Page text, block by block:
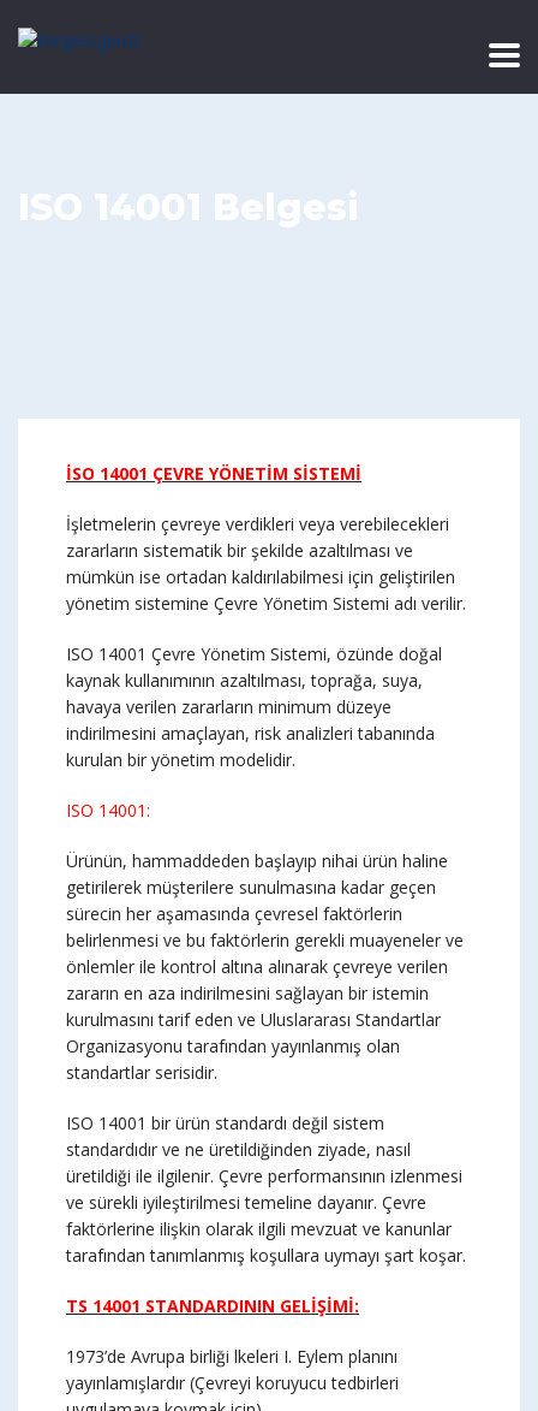
ISO 14001 Belgesi
İSO 14001 ÇEVRE YÖNETİM SİSTEMİ
İşletmelerin çevreye verdikleri veya verebilecekleri
zararların sistematik bir şekilde azaltılması ve
mümkün ise ortadan kaldırılabilmesi için geliştirilen
yönetim sistemine Çevre Yönetim Sistemi adı verilir.
ISO 14001 Çevre Yönetim Sistemi, özünde doğal
kaynak kullanımının azaltılması, toprağa, suya,
havaya verilen zararların minimum düzeye
indirilmesini amaçlayan, risk analizleri tabanında
kurulan bir yönetim modelidir.
ISO 14001:
Ürünün, hammaddeden başlayıp nihai ürün haline
getirilerek müşterilere sunulmasına kadar geçen
sürecin her aşamasında çevresel faktörlerin
belirlenmesi ve bu faktörlerin gerekli muayeneler ve
önlemler ile kontrol altına alınarak çevreye verilen
zararın en aza indirilmesini sağlayan bir istemin
kurulmasını tarif eden ve Uluslararası Standartlar
Organizasyonu tarafından yayınlanmış olan
standartlar serisidir.
ISO 14001 bir ürün standardı değil sistem
standardıdır ve ne üretildiğinden ziyade, nasıl
üretildiği ile ilgilenir. Çevre performansının izlenmesi
ve sürekli iyileştirilmesi temeline dayanır. Çevre
faktörlerine ilişkin olarak ilgili mevzuat ve kanunlar
tarafından tanımlanmış koşullara uymayı şart koşar.
TS 14001 STANDARDININ GELİŞİMİ:
1973’de Avrupa birliği lkeleri I. Eylem planını
yayınlamışlardır (Çevreyi koruyucu tedbirleri